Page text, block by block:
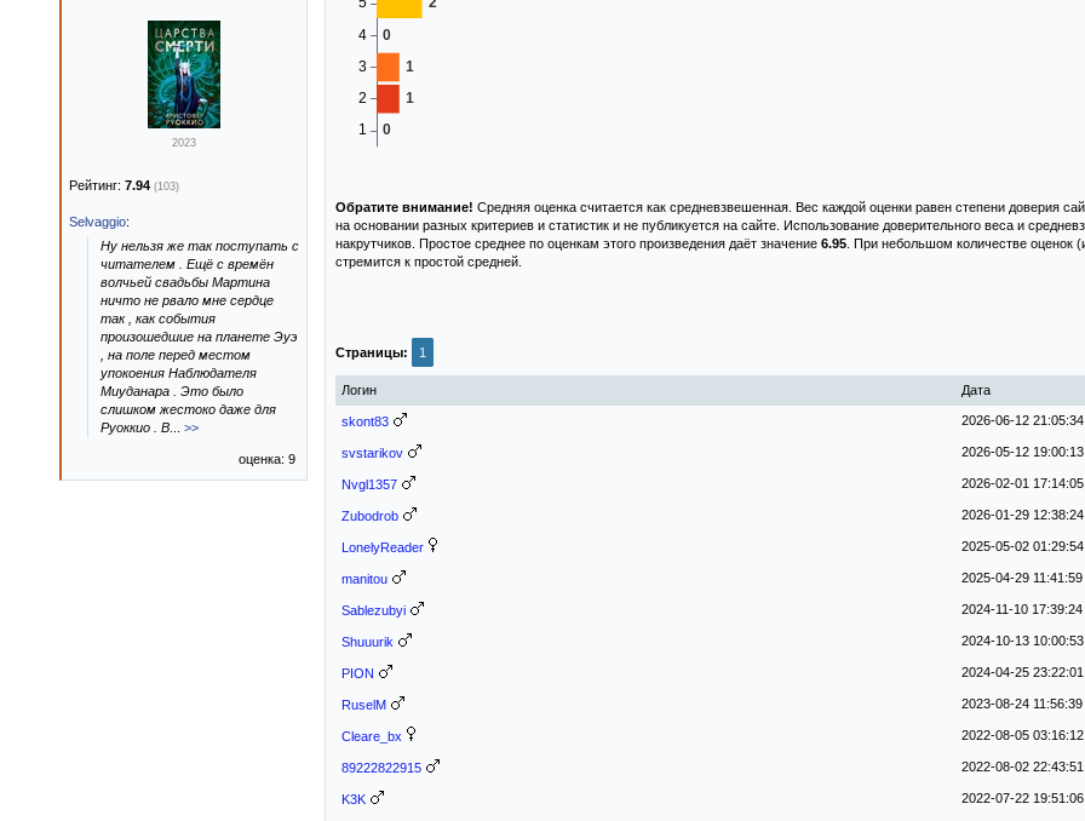
Обратите внимание! Средняя оценка считается как средневзвешенная. Вес каждой оценки равен степени доверия
на основании разных критериев и статистик и не публикуется на сайте. Использование доверительного веса и
накрутчиков. Простое среднее по оценкам этого произведения даёт значение 6.95 . При небольшом количестве
стремится к простой средней.
Страницы: 1
Логин Дата
skont83 2026-06-12 21:05:34
svstarikov 2026-05-12 19:00:13
Nvgl1357 2026-02-01 17:14:05
Zubodrob 2026-01-29 12:38:24
LonelyReader 2025-05-02 01:29:54
manitou 2025-04-29 11:41:59
Sablezubyi 2024-11-10 17:39:24
Shuuurik 2024-10-13 10:00:53
PION 2024-04-25 23:22:01
RuselM 2023-08-24 11:56:39
Cleare_bx 2022-08-05 03:16:12
89222822915 2022-08-02 22:43:51
K3K 2022-07-22 19:51:06
2023
Рейтинг: 7.94 (103)
Selvaggio:
Ну нельзя же так поступать с
читателем . Ещё с времён
волчьей свадьбы Мартина
ничто не рвало мне сердце
так , как события
произошедшие на планете Эуэ
, на поле перед местом
упокоения Наблюдателя
Миуданара . Это было
слишком жестоко даже для
Руоккио . В
>>
оценка: 9